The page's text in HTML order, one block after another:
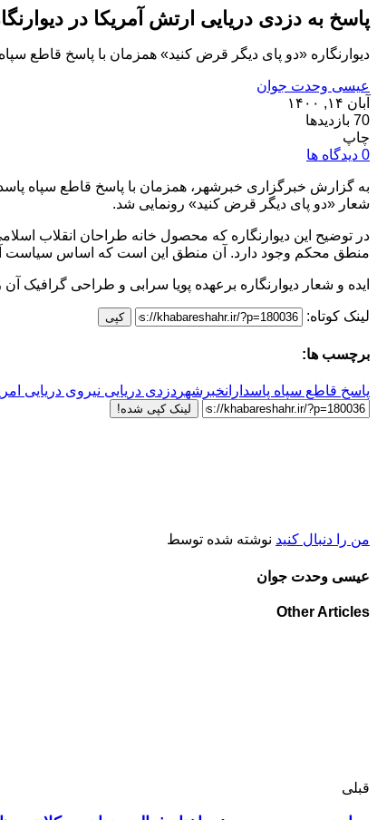
پاسخ به دزدی دریایی ارتش آمریکا در
دیوارنگاره «دو پای دیگر قرض کنید» همزمان با پاسخ قاطع سپاه
عیسی وحدت جوان
آبان ۱۴, ۱۴۰۰
70 بازدیدها
چاپ
0 دیدگاه ها
شعار «دو پای دیگر قرض کنید» رونمایی شد.
در توضیح این دیوارنگاره که محصول خانه طراحان انقلاب
منطق محکم وجود دارد. آن منطق این است که اساس سیاست آمریکا
ایده و شعار دیوارنگاره برعهده پویا سرابی و طراحی گرافیک
لینک کوتاه: کپی
برچسب ها:
پاسخ قاطع سپاه پاسدارانخبرشهر دزدی دریایی نیروی دریایی
لینک کپی شده!
من را دنبال کنید نوشته شده توسط
عیسی وحدت جوان
Other Articles
قبلی